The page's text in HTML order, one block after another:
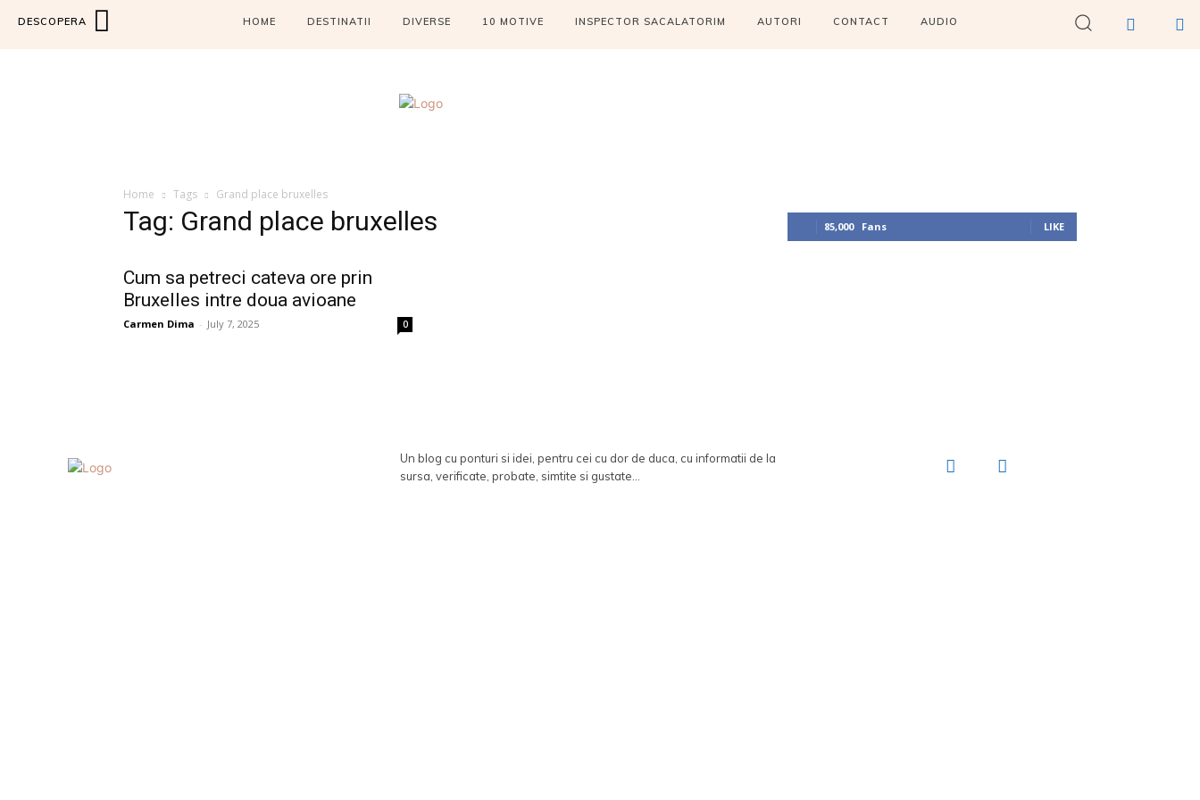
DESCOPERA HOME DESTINATII DIVERSE 10 MOTIVE INSPECTOR SACALATORIM AUTORI CONTACT AUDIO
Home Tags Grand place bruxelles
Tag: Grand place bruxelles
Cum sa petreci cateva ore prin
Bruxelles intre doua avioane
Carmen Dima - July 7, 2025 0
85,000 Fans LIKE
Un blog cu ponturi si idei, pentru cei cu dor de duca, cu informatii de la
sursa, verificate, probate, simtite si gustate...